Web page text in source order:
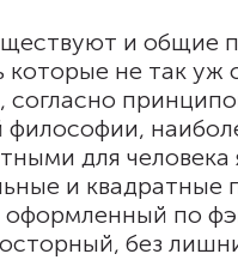
и общие
которые не так уж
философии,
для человека
и квадратные
оформленный по
без